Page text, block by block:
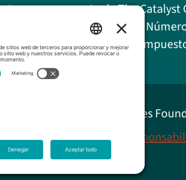
es un proyecto de The
sin fines de lucro 501(c)(3).
son deducibles de
© 2026 The Children’s Services
servicio|Descargo de
Garnet Creative